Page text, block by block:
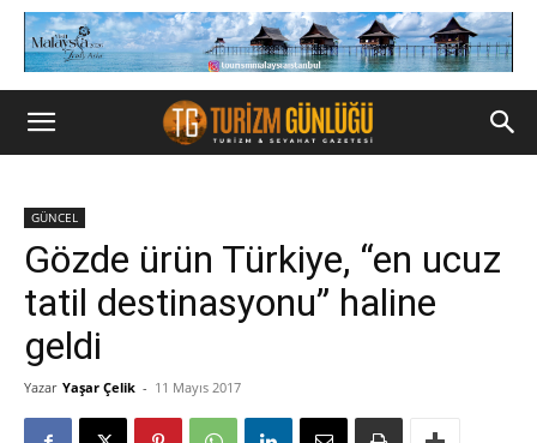
GÜNCEL
Gözde ürün Türkiye, “en ucuz
tatil destinasyonu” haline
geldi
Yazar Yaşar Çelik - 11 Mayıs 2017